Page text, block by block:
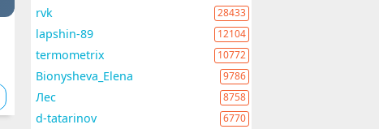
rvk 28433
lapshin-89 12104
termometrix 10772
Bionysheva_Elena 9786
Лес 8758
d-tatarinov 6770